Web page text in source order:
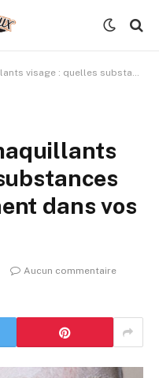
toxiques se cachent dans vos cosmétiques ?
dans vos
Aucun commentaire